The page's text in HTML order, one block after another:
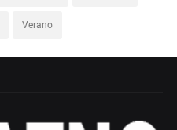
Verano